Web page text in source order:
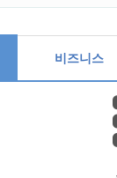
비즈니스